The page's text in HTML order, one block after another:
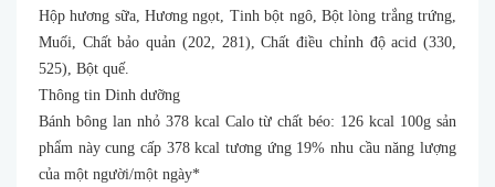
Hộp hương sữa, Hương ngọt, Tinh bột ngô, Bột lòng trắng trứng,
Muối, Chất bảo quản (202, 281), Chất điều chỉnh độ acid (330,
525), Bột quế.
Thông tin Dinh dưỡng
Bánh bông lan nhỏ 378 kcal Calo từ chất béo: 126 kcal 100g sản
phẩm này cung cấp 378 kcal tương ứng 19% nhu cầu năng lượng
của một người/một ngày*